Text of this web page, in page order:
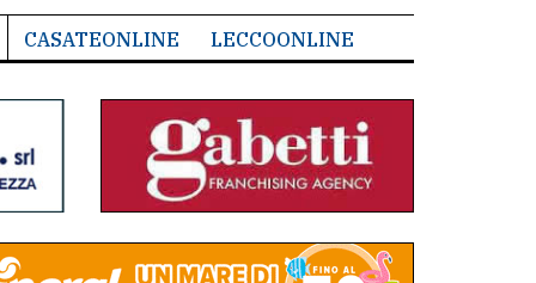
CASATEONLINE LECCOONLINE